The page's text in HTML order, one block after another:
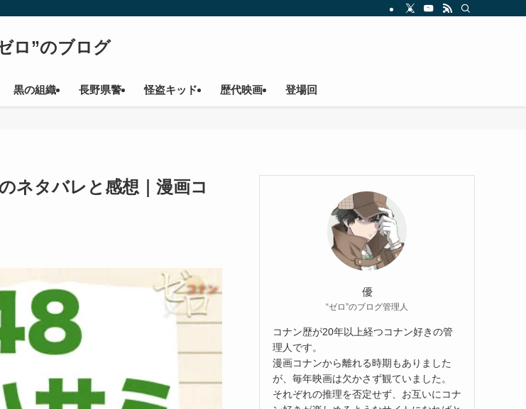
ロ”のブログ
黒の組織 長野県警 怪盗キッド 歴代映画 登場回
ネタバレと感想｜漫画コ
優
“ゼロ”のブログ管理人
コナン歴が20年以上経つコナン好きの管
理人です。
漫画コナンから離れる時期もありました
が、毎年映画は欠かさず観ていました。
それぞれの推理を否定せず、お互いにコナ